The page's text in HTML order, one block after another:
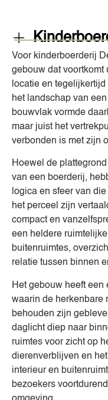
Voor kinderboerderij
gebouw dat voortkomt
locatie en
het landschap van
bouwvlak vormde
maar juist het
verbonden is met zijn
Hoewel de
van een boerderij,
logica en sfeer van
het perceel zijn
compact en
een heldere
buitenruimtes,
relatie tussen binnen
Het gebouw heeft
waarin de herkenbare
behouden zijn
daglicht diep naar
ruimtes voor zicht op
dierenverblijven en
interieur en
bezoekers